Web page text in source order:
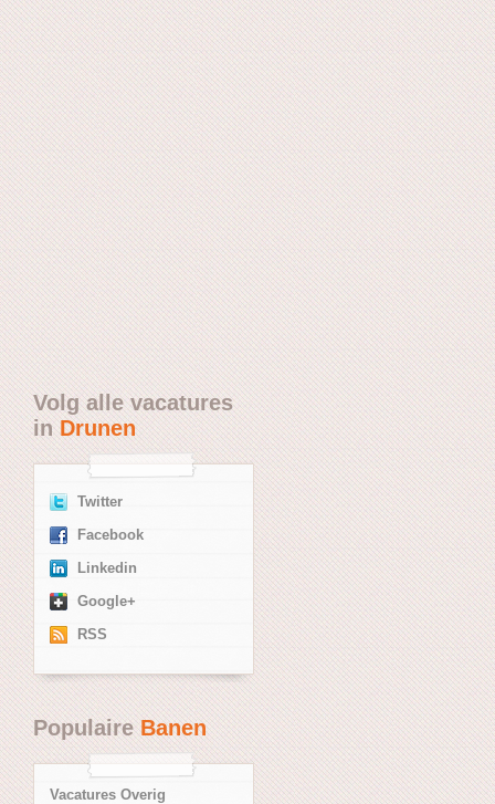
Volg alle vacatures
inDrunen
Twitter
Facebook
Linkedin
Google+
RSS
PopulaireBanen
Vacatures Overig